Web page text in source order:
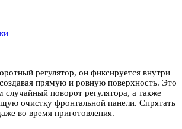
регулятор, он фиксируется внутри
прямую и ровную поверхность. Это
случайный поворот регулятора, а также
очистку фронтальной панели. Спрятать
во время приготовления.